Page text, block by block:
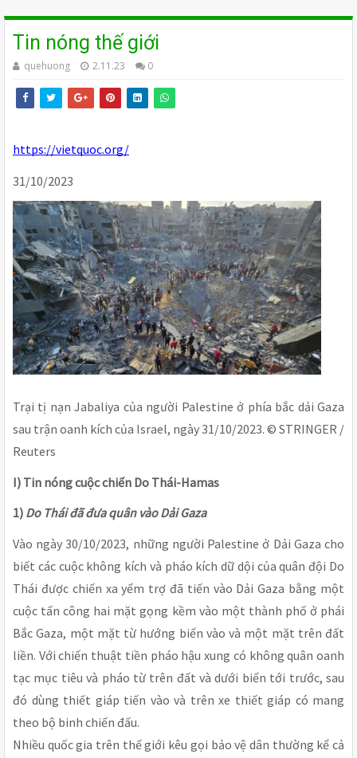
Tin nóng thế giới
quehuong 2.11.23 0
https://vietquoc.org/
31/10/2023
Trại tị nạn Jabaliya của người Palestine ở phía bắc dải Gaza
sau trận oanh kích của Israel, ngày 31/10/2023. © STRINGER /
Reuters
I) Tin nóng cuộc chiến Do Thái-Hamas
1) Do Thái đã đưa quân vào Dải Gaza
Vào ngày 30/10/2023, những người Palestine ở Dải Gaza cho
biết các cuộc không kích và pháo kích dữ dội của quân đội Do
Thái được chiến xa yểm trợ đã tiến vào Dải Gaza bằng một
cuộc tấn công hai mặt gọng kềm vào một thành phố ở phái
Bắc Gaza, một mặt từ hướng biển vào và một mặt trên đất
liền. Với chiến thuật tiền pháo hậu xung có không quân oanh
tạc mục tiêu và pháo từ trên đất và dưới biển tới trước, sau
đó dùng thiết giáp tiến vào và trên xe thiết giáp có mang
theo bộ binh chiến đấu.
Nhiều quốc gia trên thế giới kêu gọi bảo vệ dân thường kể cả